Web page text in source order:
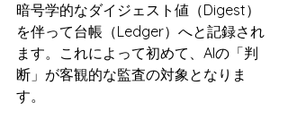
暗号学的なダイジェスト値（Digest）
を伴って台帳（Ledger）へと記録され
ます。これによって初めて、AIの「判
断」が客観的な監査の対象となりま
す。